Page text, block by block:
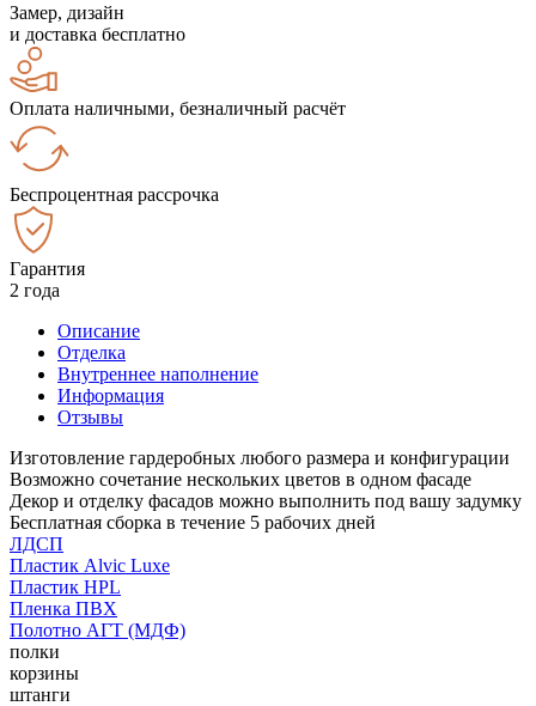
Замер, дизайн
и доставка бесплатно
Оплата наличными, безналичный расчёт
Беспроцентная рассрочка
Гарантия
2 года
Описание
Отделка
Внутреннее наполнение
Информация
Отзывы
Изготовление гардеробных любого размера и конфигурации
Возможно сочетание нескольких цветов в одном фасаде
Декор и отделку фасадов можно выполнить под вашу задумку
Бесплатная сборка в течение 5 рабочих дней
ЛДСП
Пластик Alvic Luxe
Пластик HPL
Пленка ПВХ
Полотно АГТ (МДФ)
полки
корзины
штанги